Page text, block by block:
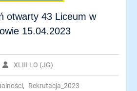
otwarty 43 Liceum w
15.04.2023
XLIII LO (JG)
,
Rekrutacja_2023